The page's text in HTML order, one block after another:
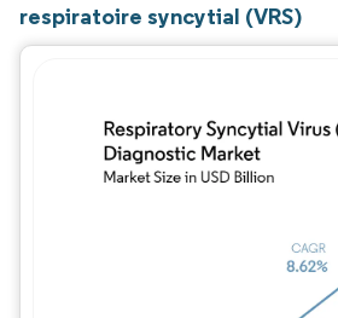
respiratoire syncytial (VRS)